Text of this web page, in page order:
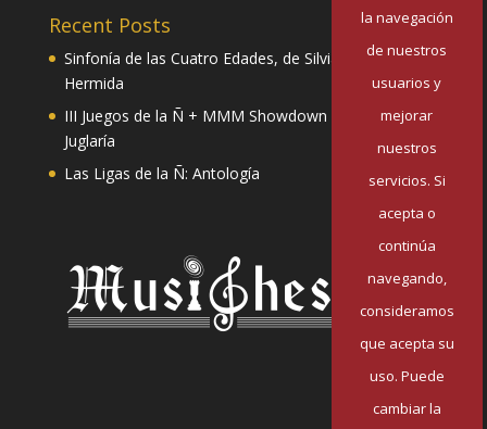
Recent Posts
Sinfonía de las Cuatro Edades, de Silvia Pazos
Hermida
III Juegos de la Ñ + MMM Showdown II: Mester de
Juglaría
Las Ligas de la Ñ: Antología
la navegación
de nuestros
usuarios y
mejorar
nuestros
servicios. Si
acepta o
continúa
navegando,
consideramos
que acepta su
uso. Puede
cambiar la